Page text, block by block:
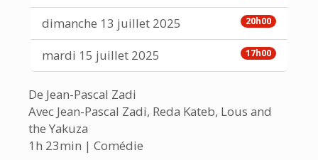
20h00
dimanche 13 juillet 2025
17h00
mardi 15 juillet 2025
De Jean-Pascal Zadi
Avec Jean-Pascal Zadi, Reda Kateb, Lous and
the Yakuza
1h 23min | Comédie